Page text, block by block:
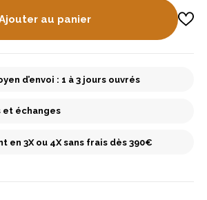
au panier
d’envoi : 1 à 3 jours ouvrés
et échanges
en 3X ou 4X sans frais dès 390€